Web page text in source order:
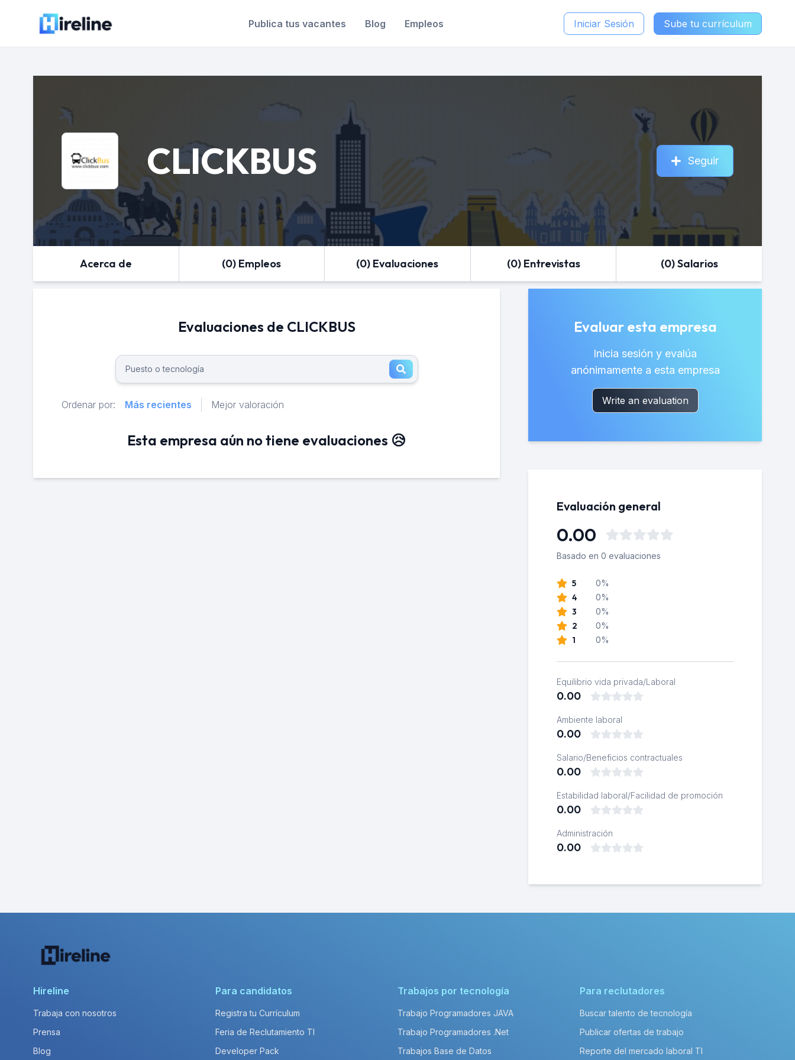
Publica tus vacantes Blog Empleos Iniciar Sesión Sube tu currículum
CLICKBUS Seguir
Acerca de (0) Empleos (0) Evaluaciones (0) Entrevistas (0) Salarios
Evaluaciones de CLICKBUS
Ordenar por: Más recientes Mejor valoración
Esta empresa aún no tiene evaluaciones 😥
Evaluar esta empresa
Inicia sesión y evalúa
anónimamente a esta empresa
Write an evaluation
Evaluación general
0.00
Basado en 0 evaluaciones
5 0%
4 0%
3 0%
2 0%
1 0%
Equilibrio vida privada/Laboral
0.00
Ambiente laboral
0.00
Salario/Beneficios contractuales
0.00
Estabilidad laboral/Facilidad de promoción
0.00
Administración
0.00
Hireline
Trabaja con nosotros
Prensa
Blog
Para candidatos
Registra tu Currículum
Feria de Reclutamiento TI
Developer Pack
Trabajos por tecnología
Trabajo Programadores JAVA
Trabajo Programadores .Net
Trabajos Base de Datos
Para reclutadores
Buscar talento de tecnología
Publicar ofertas de trabajo
Reporte del mercado laboral TI